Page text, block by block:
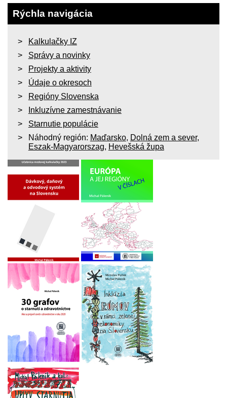
Rýchla navigácia
Kalkulačky IZ
Správy a novinky
Projekty a aktivity
Údaje o okresoch
Regióny Slovenska
Inkluzívne zamestnávanie
Starnutie populácie
Náhodný región: Maďarsko, Dolná zem a sever,
Eszak-Magyarorszag, Hevešská župa